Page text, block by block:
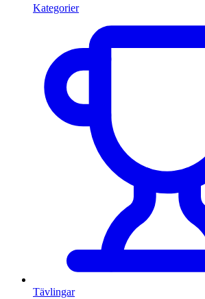
Kategorier
Tävlingar